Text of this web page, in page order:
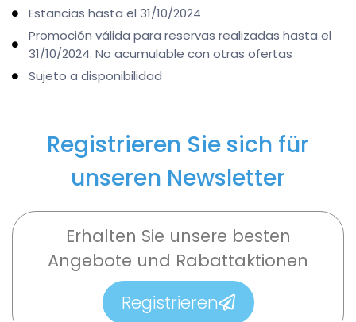
Estancias hasta el 31/10/2024
Promoción válida para reservas realizadas hasta el
31/10/2024. No acumulable con otras ofertas
Sujeto a disponibilidad
Registrieren Sie sich für
unseren Newsletter
Erhalten Sie unsere besten
Angebote und Rabattaktionen
Registrieren